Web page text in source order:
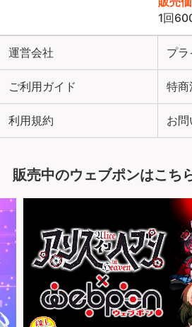
1回
運営会社 プ
ご利用ガイド 特商
利用規約 お
販売中のウェブポンはこち